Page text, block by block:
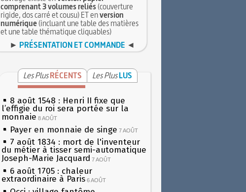
comprenant 3 volumes reliés(couverture
rigide, dos carré et cousu) ET enversion
numérique(incluant une table des matières
et une table thématique cliquables)
► PRÉSENTATION ET COMMANDE ◄
Les Plus RÉCENTS Les Plus LUS
8 août 1548 : Henri II fixe que
l’effigie du roi sera portée sur la
monnaie 8 AOÛT
Payer en monnaie de singe 7 AOÛT
7 août 1834 : mort de l'inventeur
du métier à tisser semi-automatique
Joseph-Marie Jacquard 7 AOÛT
6 août 1705 : chaleur
extraordinaire à Paris 6 AOÛT